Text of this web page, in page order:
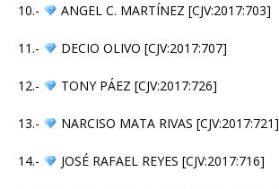
10.- ANGEL C. MARTÍNEZ [CJV:2017:703]
11.- DECIO OLIVO [CJV:2017:707]
12.- TONY PÁEZ [CJV:2017:726]
13.- NARCISO MATA RIVAS [CJV:2017:721]
14.- JOSÉ RAFAEL REYES [CJV:2017:716]